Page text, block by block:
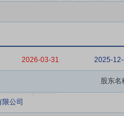
2026-03-31 2025-
股东名
公司